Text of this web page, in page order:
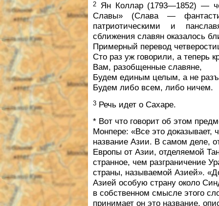
2
Ян Коллар (1793—1852) —
Славы» (Слава —
патриотическими и
сближения славян оказалось
Примерный перевод
Сто раз уж говорили, а теперь
Вам, разобщенные славяне,
Будем единым целым, а не
Будем либо всем, либо ничем.
3 Речь идет о Сахаре.
* Вот что говорит об этом
Монпере: «Все это доказывает,
название Азии. В самом деле,
Европы от Азии, отделяемой
странное, чем разграничение
страны, называемой Азией».
Азией особую страну около
в собственном смысле этого
принимает он это название,